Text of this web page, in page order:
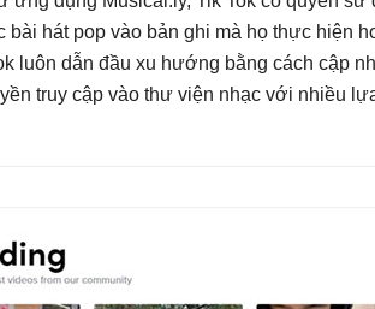
bài hát pop vào bản ghi mà họ thực hiện
luôn dẫn đầu xu hướng bằng cách cập
truy cập vào thư viện nhạc với nhiều